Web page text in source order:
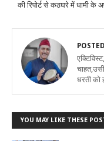
की रिपोर्ट से कठघरे में धामी के
धरती को
YOU MAY LIKE THESE